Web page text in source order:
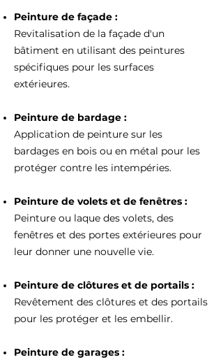
Peinture de façade :
Revitalisation de la façade d'un
bâtiment en utilisant des peintures
spécifiques pour les surfaces
extérieures.
Peinture de bardage :
Application de peinture sur les
bardages en bois ou en métal pour les
protéger contre les intempéries.
Peinture de volets et de fenêtres :
Peinture ou laque des volets, des
fenêtres et des portes extérieures pour
leur donner une nouvelle vie.
Peinture de clôtures et de portails :
Revêtement des clôtures et des portails
pour les protéger et les embellir.
Peinture de garages :